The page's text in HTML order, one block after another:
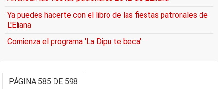
Ya puedes hacerte con el libro de las fiestas patronales de
L'Eliana
Comienza el programa 'La Dipu te beca'
PÁGINA 585 DE 598